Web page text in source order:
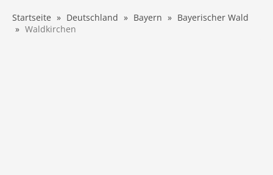
Startseite Deutschland Bayern
Bayerischer Wald
Waldkirchen